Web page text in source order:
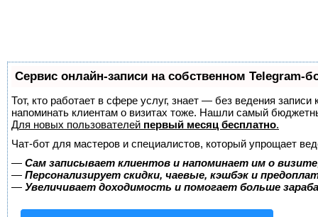
Сервис онлайн-записи на собственном Telegram-
Тот, кто работает в сфере услуг, знает — без ведения
напоминать клиентам о визитах тоже. Нашли самый
Для новых пользователей первый месяц бесплатно.
Чат-бот для мастеров и специалистов, который упрощает
— Сам записывает клиентов и напоминает им о
— Персонализирует скидки, чаевые, кэшбэк и
— Увеличивает доходимость и помогает больше